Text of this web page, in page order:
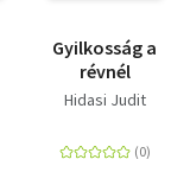
Gyilkosság a
révnél
Hidasi Judit